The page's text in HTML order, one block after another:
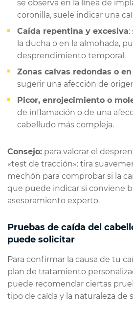
se observa en la línea de
coronilla, suele indicar una
Caída repentina y excesiva:
la ducha o en la almohada,
desprendimiento temporal.
Zonas calvas redondas o
sugerir una afección de
Picor, enrojecimiento o
de inflamación o de una
cabelludo más compleja.
Consejo: para valorar el
«test de tracción»: tira
mechón para comprobar si la
que puede indicar si conviene
asesoramiento experto.
Pruebas de caída del
puede solicitar
Para confirmar la causa de tu
plan de tratamiento
puede recomendar ciertas
tipo de caída y la naturaleza de